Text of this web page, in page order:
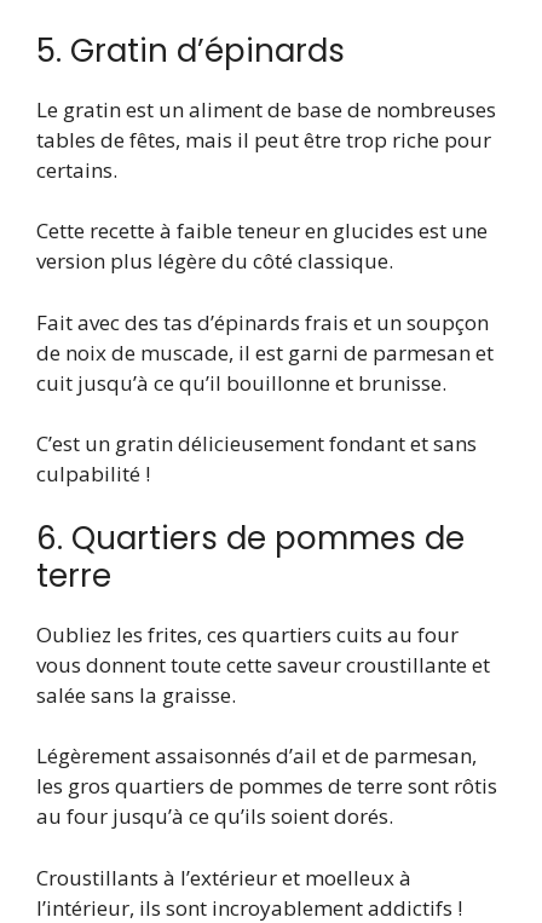
5. Gratin d’épinards
Le gratin est un aliment de base de nombreuses
tables de fêtes, mais il peut être trop riche pour
certains.
Cette recette à faible teneur en glucides est une
version plus légère du côté classique.
Fait avec des tas d’épinards frais et un soupçon
de noix de muscade, il est garni de parmesan et
cuit jusqu’à ce qu’il bouillonne et brunisse.
C’est un gratin délicieusement fondant et sans
culpabilité !
6. Quartiers de pommes de
terre
Oubliez les frites, ces quartiers cuits au four
vous donnent toute cette saveur croustillante et
salée sans la graisse.
Légèrement assaisonnés d’ail et de parmesan,
les gros quartiers de pommes de terre sont rôtis
au four jusqu’à ce qu’ils soient dorés.
Croustillants à l’extérieur et moelleux à
l’intérieur, ils sont incroyablement addictifs !